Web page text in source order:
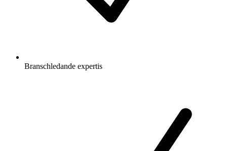
Branschledande expertis